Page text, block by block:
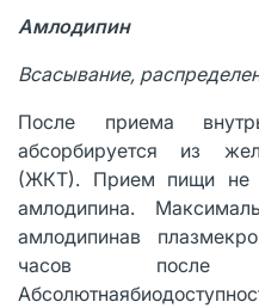
Амлодипин
Всасывание,
После приема
абсорбируется из
(ЖКТ). Прием пищи не
амлодипина.
амлодипинав
часов после